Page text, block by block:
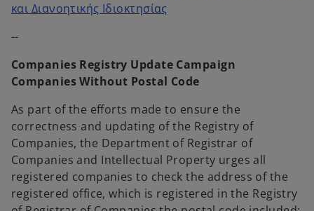
και Διανοητικής Ιδιοκτησίας
s
n
a
n
e
w
t
--
Companies Registry Update Campaign
Companies Without Postal Code
As part of the efforts made to ensure the
correctness and updating of the Registry of
Companies, the Department of Registrar of
Companies and Intellectual Property urges all
registered companies to check the address of the
registered office, which is registered in the Registry